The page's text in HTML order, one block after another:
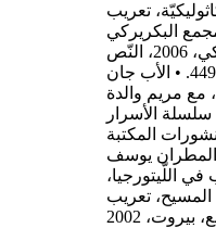
تعريب
باشا، 1997. • المجمع البكريركي
الماروني، النصوص والتوصيات، بكركي، 2006، النّص
الثّاني عشر: اللّيتورجيا، ص 409-449. • الأب جان
مع مريم والدة
سلسلة الأسرار
المكتبة
المطران يوسف
اللّيتورجيا،
المسيح، تعريب